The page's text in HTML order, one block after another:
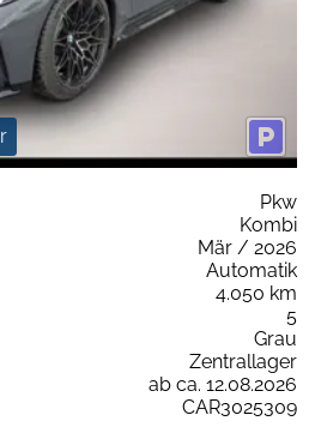
Pkw
Kombi
Mär / 2026
Automatik
4.050 km
5
Grau
Zentrallager
ab ca. 12.08.2026
CAR3025309